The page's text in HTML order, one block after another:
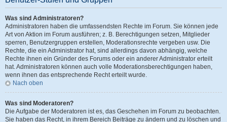
Was sind Administratoren?
Administratoren haben die umfassendsten Rechte im Forum. Sie können jede
Art von Aktion im Forum ausführen; z. B. Berechtigungen setzen, Mitglieder
sperren, Benutzergruppen erstellen, Moderationsrechte vergeben usw. Die
Rechte, die ein Administrator hat, sind allerdings davon abhängig, welche
Rechte ihnen ein Gründer des Forums oder ein anderer Administrator erteilt
hat. Administratoren können auch volle Moderationsberechtigungen haben,
wenn ihnen das entsprechende Recht erteilt wurde.
Nach oben
Was sind Moderatoren?
Die Aufgabe der Moderatoren ist es, das Geschehen im Forum zu beobachten.
Sie haben das Recht, in ihrem Bereich Beiträge zu ändern und zu löschen und